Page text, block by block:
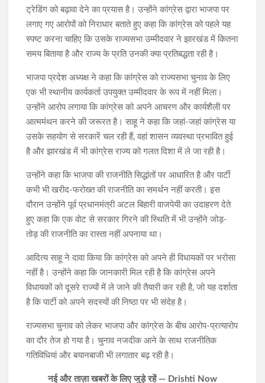
ट्रेडिंग को बढ़ावा देने का प्रयास है। उन्होंने कांग्रेस द्वारा भाजपा पर
लगाए गए आरोपों को निराधार बताते हुए कहा कि कांग्रेस को पहले यह
स्पष्ट करना चाहिए कि उसके राज्यसभा उम्मीदवार ने झारखंड में कितना
समय बिताया है और राज्य के प्रति उनकी क्या प्रतिबद्धता रही है।
भाजपा प्रदेश अध्यक्ष ने कहा कि कांग्रेस को राज्यसभा चुनाव के लिए
एक भी स्थानीय कार्यकर्ता उपयुक्त उम्मीदवार के रूप में नहीं मिला।
उन्होंने आरोप लगाया कि कांग्रेस को अपने आचरण और कार्यशैली पर
आत्ममंथन करने की जरूरत है। साहू ने कहा कि जहां-जहां कांग्रेस या
उसके सहयोग से सरकारें चल रही हैं, वहां शासन व्यवस्था प्रभावित हुई
है और झारखंड में भी कांग्रेस राज्य को गलत दिशा में ले जा रही है।
उन्होंने कहा कि भाजपा की राजनीति सिद्धांतों पर आधारित है और पार्टी
कभी भी खरीद-फरोख्त की राजनीति का समर्थन नहीं करती। इस
दौरान उन्होंने पूर्व प्रधानमंत्री अटल बिहारी वाजपेयी का उदाहरण देते
हुए कहा कि एक वोट से सरकार गिरने की स्थिति में भी उन्होंने जोड़-
तोड़ की राजनीति का रास्ता नहीं अपनाया था।
आदित्य साहू ने दावा किया कि कांग्रेस को अपने ही विधायकों पर भरोसा
नहीं है। उन्होंने कहा कि जानकारी मिल रही है कि कांग्रेस अपने
विधायकों को दूसरे राज्यों में ले जाने की तैयारी कर रही है, जो यह दर्शाता
है कि पार्टी को अपने सदस्यों की निष्ठा पर भी संदेह है।
राज्यसभा चुनाव को लेकर भाजपा और कांग्रेस के बीच आरोप-प्रत्यारोप
का दौर तेज हो गया है। चुनाव नजदीक आने के साथ राजनीतिक
गतिविधियां और बयानबाजी भी लगातार बढ़ रही है।
नई और ताज़ा खबरों के लिए जुड़े रहें — Drishti Now